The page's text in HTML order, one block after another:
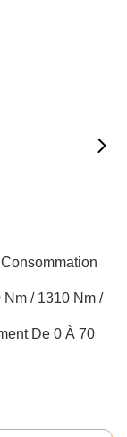
/ 1310 Nm /
De 0 À 70